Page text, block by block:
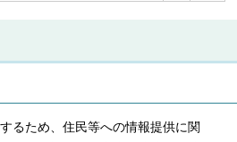
るため、住民等への情報提供に関